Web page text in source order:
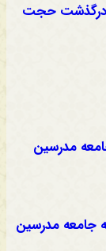
درگذشت حجت
مدرسین
جامعه مدرسین